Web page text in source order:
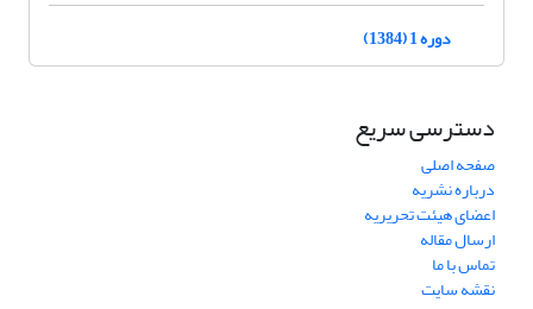
دوره 1 (1384)
دسترسی سریع
صفحه اصلی
درباره نشریه
اعضای هیئت تحریریه
ارسال مقاله
تماس با ما
نقشه سایت